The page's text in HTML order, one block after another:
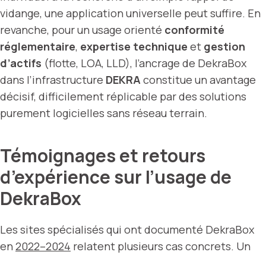
vidange, une application universelle peut suffire. En
revanche, pour un usage orienté conformité
réglementaire, expertise technique et gestion
d’actifs (flotte, LOA, LLD), l’ancrage de DekraBox
dans l’infrastructure DEKRA constitue un avantage
décisif, difficilement réplicable par des solutions
purement logicielles sans réseau terrain.
Témoignages et retours
d’expérience sur l’usage de
DekraBox
Les sites spécialisés qui ont documenté DekraBox
en 2022–2024 relatent plusieurs cas concrets. Un